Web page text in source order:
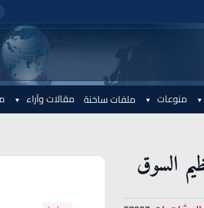
منوعات ملفات ساخنة مقالات وآراء